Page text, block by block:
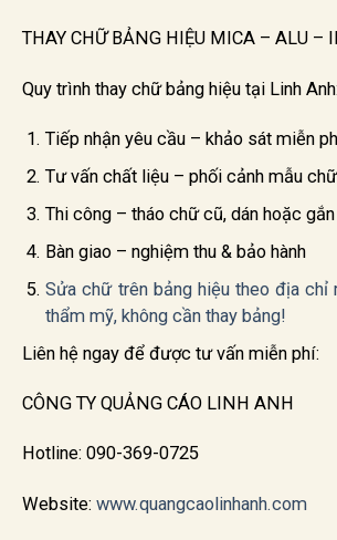
THAY CHỮ BẢNG HIỆU MICA – ALU –
Quy trình thay chữ bảng hiệu tại Linh Anh:
Tiếp nhận yêu cầu – khảo sát miễn
Tư vấn chất liệu – phối cảnh mẫu chữ
Thi công – tháo chữ cũ, dán hoặc
Bàn giao – nghiệm thu & bảo hành
Sửa chữ trên bảng hiệu theo địa chỉ
thẩm mỹ, không cần thay bảng!
Liên hệ ngay để được tư vấn miễn phí:
CÔNG TY QUẢNG CÁO LINH ANH
Hotline: 090-369-0725
Website: www.quangcaolinhanh.com